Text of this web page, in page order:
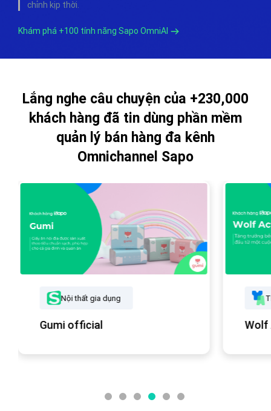
chỉnh kịp thời.
Khám phá +100 tính năng Sapo OmniAI
Lắng nghe câu chuyện của +230,000
khách hàng đã tin dùng phần mềm
quản lý bán hàng đa kênh
Omnichannel Sapo
Nội thất gia dụng
Gumi official Wolf